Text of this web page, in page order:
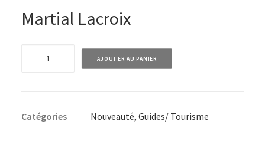
Martial Lacroix
La
AJOUTER AU PANIER
Catégories Nouveauté, Guides/ Tourisme